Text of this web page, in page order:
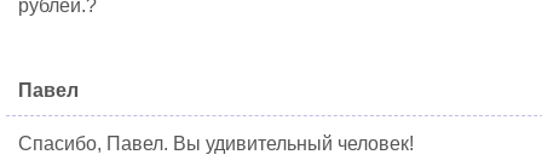
рублей.?
Павел
Спасибо, Павел. Вы удивительный человек!